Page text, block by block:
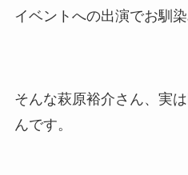
イベントへの出演でお馴染
そんな萩原裕介さん、実
んです。